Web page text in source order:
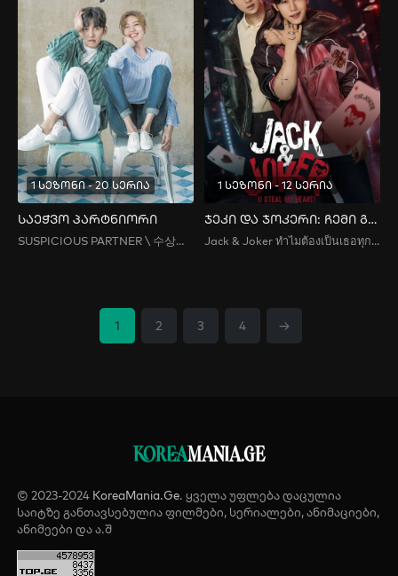
1 სეზონი - 20 სერია
საეჭვო პარტნიორი
SUSPICIOUS PARTNER \ 수상한 파트너
1 სეზონი - 12 სერია
ჯეკი და ჯოკერი: ჩემი გული მოიპარე
Jack & Joker ทำไมต้องเป็นเธอทุกที / Jack & Joker: U Steal My Heart!
1 2 3 4 →
KOREAMANIA.GE
© 2023-2024 KoreaMania.Ge. ყველა უფლება დაცულია
საიტზე განთავსებულია ფილმები, სერიალები, ანიმაციები,
ანიმეები და ა.შ